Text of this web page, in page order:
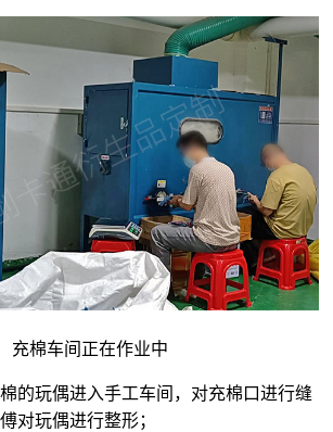
充棉车间正在作业中
的玩偶进入手工车间，对充棉口进行缝
对玩偶进行整形；